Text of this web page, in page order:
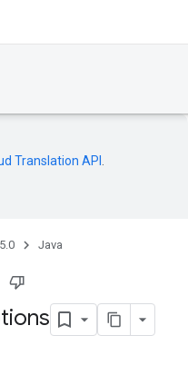
Translation API
Java